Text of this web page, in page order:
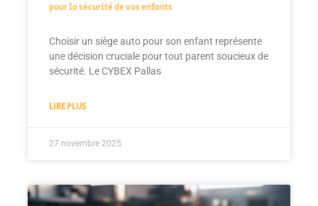
pour la sécurité de vos enfants
Choisir un siège auto pour son enfant représente
une décision cruciale pour tout parent soucieux de
sécurité. Le CYBEX Pallas
LIRE PLUS
27 novembre 2025